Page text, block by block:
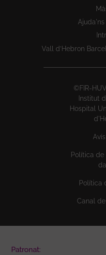
Vall d’Hebron
©FIR-
Institut
Hospital
Política
Política
Canal
Patronat: